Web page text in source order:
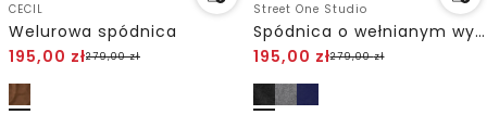
CECIL
Welurowa spódnica
195,00 zł279,00zł
Street One Studio
Spódnica o wełnianym wyglądzie
195,00 zł279,00zł